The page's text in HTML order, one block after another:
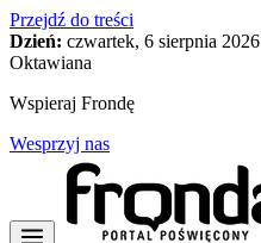
Przejdź do treści
Dzień: czwartek, 6 sierpnia 2026
Oktawiana
Wspieraj Frondę
Wesprzyj nas